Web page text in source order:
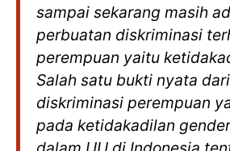
sampai sekarang masih
perbuatan diskriminasi
perempuan yaitu
Salah satu bukti nyata
diskriminasi perempuan
pada ketidakadilan